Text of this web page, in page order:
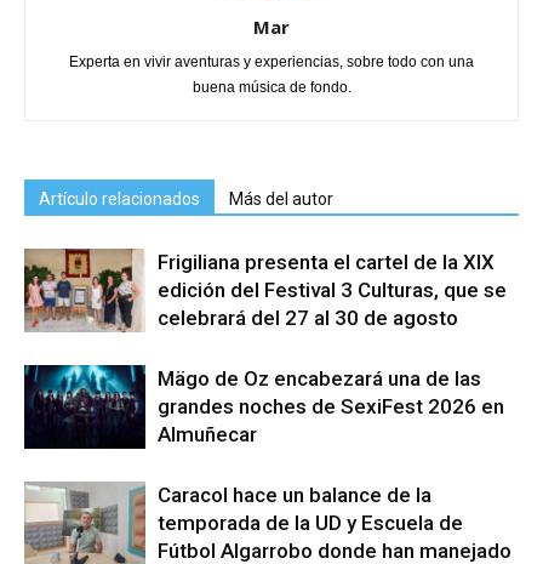
Mar
Experta en vivir aventuras y experiencias, sobre todo con una
buena música de fondo.
Artículo relacionados Más del autor
Frigiliana presenta el cartel de la XIX
edición del Festival 3 Culturas, que se
celebrará del 27 al 30 de agosto
Mägo de Oz encabezará una de las
grandes noches de SexiFest 2026 en
Almuñecar
Caracol hace un balance de la
temporada de la UD y Escuela de
Fútbol Algarrobo donde han manejado